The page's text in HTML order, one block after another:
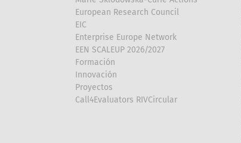
European Research Council
EIC
Enterprise Europe Network
EEN SCALEUP 2026/2027
Formación
Innovación
Proyectos
Call4Evaluators RIVCircular